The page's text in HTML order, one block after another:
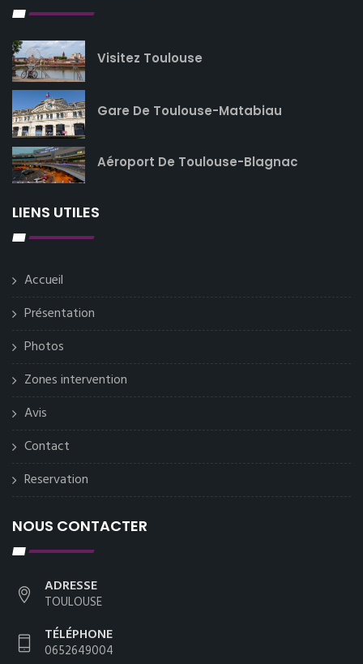
Visitez Toulouse
Gare De Toulouse-Matabiau
Aéroport De Toulouse-Blagnac
LIENS UTILES
Accueil
Présentation
Photos
Zones intervention
Avis
Contact
Reservation
NOUS CONTACTER
ADRESSE
TOULOUSE
TÉLÉPHONE
0652649004